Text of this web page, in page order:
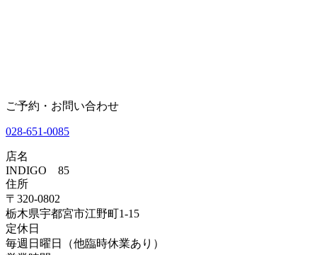
ご予約・お問い合わせ
028-651-0085
店名
INDIGO 85
住所
〒320-0802
栃木県宇都宮市江野町1-15
定休日
毎週日曜日（他臨時休業あり）